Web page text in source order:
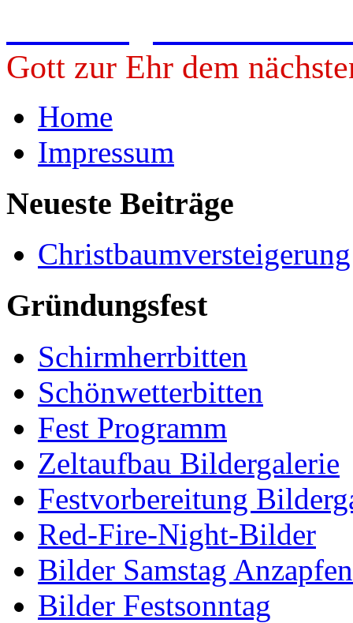
Gott zur Ehr dem
Home
Impressum
Neueste Beiträge
Gründungsfest
Schirmherrbitten
Schönwetterbitten
Fest Programm
Zeltaufbau Bildergalerie
Festvorbereitung
Red-Fire-Night-Bilder
Bilder Samstag
Bilder Festsonntag